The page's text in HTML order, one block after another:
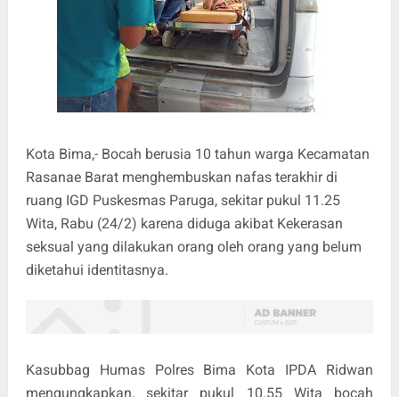
Kota Bima,- Bocah berusia 10 tahun warga Kecamatan
Rasanae Barat menghembuskan nafas terakhir di
ruang IGD Puskesmas Paruga, sekitar pukul 11.25
Wita, Rabu (24/2) karena diduga akibat Kekerasan
seksual yang dilakukan orang oleh orang yang belum
diketahui identitasnya.
Kasubbag Humas Polres Bima Kota IPDA Ridwan
mengungkapkan, sekitar pukul 10.55 Wita bocah